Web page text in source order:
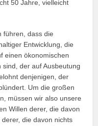
50 Jahre, vielleicht
führen, dass die
Entwicklung, die
einen ökonomischen
der auf Ausbeutung
denjenigen, der
Um die großen
müssen wir also unsere
Willen derer, die davon
die davon nichts